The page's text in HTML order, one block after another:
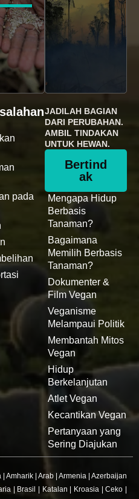
pada
JADILAH BAGIAN
DARI PERUBAHAN.
AMBIL TINDAKAN
UNTUK HEWAN.
Bertind
ak
Mengapa Hidup
Berbasis
Tanaman?
Bagaimana
Memilih Berbasis
Tanaman?
Dokumenter &
Film Vegan
Veganisme
Melampaui Politik
Membantah Mitos
Vegan
Hidup
Berkelanjutan
Atlet Vegan
Kecantikan Vegan
Pertanyaan yang
Sering Diajukan
Amharik Arab Armenia Azerbaijan
| Brasil Katalan Kroasia|Ceko